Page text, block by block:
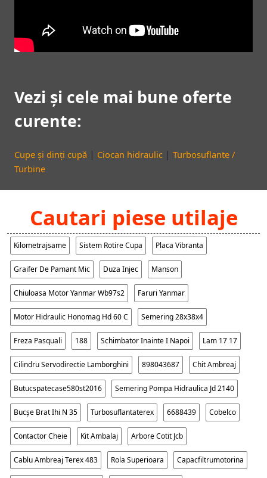
Vezi și cele mai bune oferte
curente:
Cupe și dinți cupă | Ciocan hidraulic | Turbosuflante /
Turbine
Cautari piese utilaje
Kilometrajsame Sistem Rotire Cupa Placa Vibranta
Graifer De Pamant Mic Duza Injec Manson
Chiuloasa Motor Yanmar Wb97s2 Faruri Yanmar
Motor Hidraulic Honomag Hd 60 C Semering 28x38x4
Freza Pasquali 188 Schimbator Inainte I Napoi Lam 17 17
Cilindru Servodirectie Lamborghini 898043687 Chit Ambreaj
Butucspatecase580st2016 Semering Pompa Hidraulica Jd 2140
Bucșe Brat Ihi N 35 Turbosuflantaterex 6688439 Cobelco
Contactor Cheie Kit Ambalaj Arbore Cotit Jcb
Cablu Ambreaj Terex 483 Rola Superioara Capacfiltrumotorina